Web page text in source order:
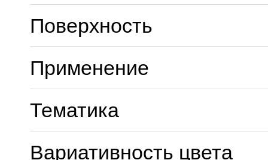
Поверхность
Применение
Тематика
Вариативность цвета